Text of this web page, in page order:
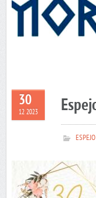
30
12 2023